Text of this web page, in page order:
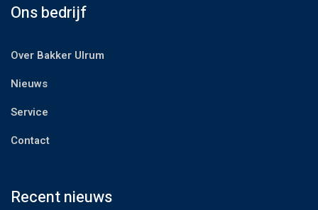
Ons bedrijf
Over Bakker Ulrum
Nieuws
Service
Contact
Recent nieuws